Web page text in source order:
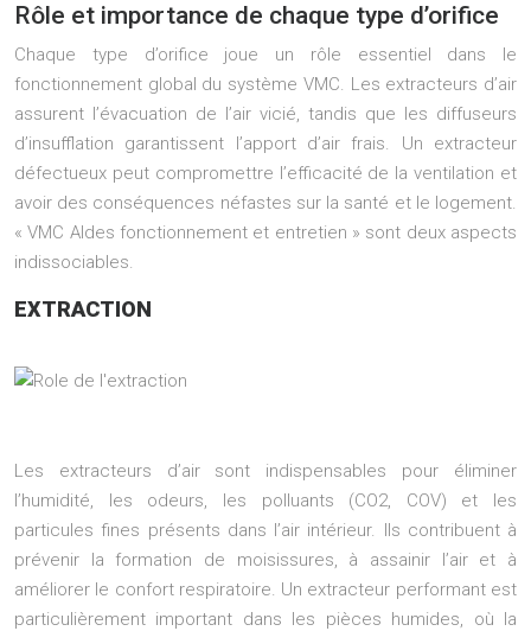
Rôle et importance de chaque type d’orifice
Chaque type d’orifice joue un rôle essentiel dans le
fonctionnement global du système VMC. Les extracteurs d’air
assurent l’évacuation de l’air vicié, tandis que les diffuseurs
d’insufflation garantissent l’apport d’air frais. Un extracteur
défectueux peut compromettre l’efficacité de la ventilation et
avoir des conséquences néfastes sur la santé et le logement.
« VMC Aldes fonctionnement et entretien » sont deux aspects
indissociables.
EXTRACTION
Les extracteurs d’air sont indispensables pour éliminer
l’humidité, les odeurs, les polluants (CO2, COV) et les
particules fines présents dans l’air intérieur. Ils contribuent à
prévenir la formation de moisissures, à assainir l’air et à
améliorer le confort respiratoire. Un extracteur performant est
particulièrement important dans les pièces humides, où la